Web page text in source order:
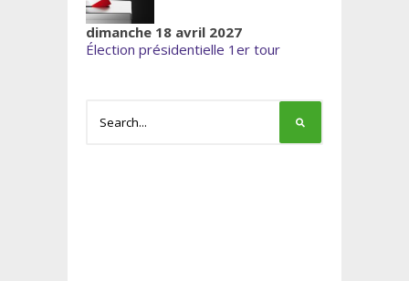
dimanche 18 avril 2027
Élection présidentielle 1er tour